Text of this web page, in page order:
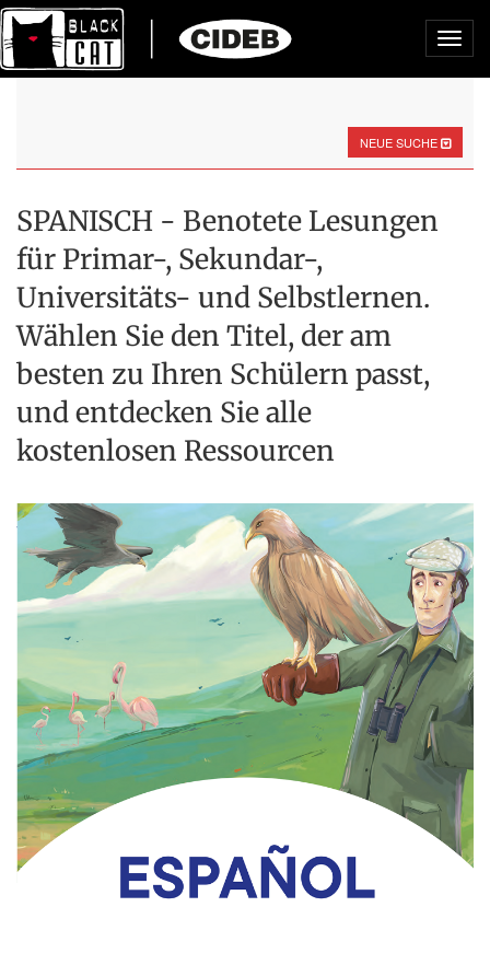
NEUE SUCHE
SPANISCH - Benotete Lesungen
für Primar-, Sekundar-,
Universitäts- und Selbstlernen.
Wählen Sie den Titel, der am
besten zu Ihren Schülern passt,
und entdecken Sie alle
kostenlosen Ressourcen